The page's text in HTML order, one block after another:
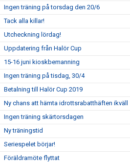
Ingen träning på torsdag den 20/6
Tack alla killar!
Utcheckning lördag!
Uppdatering från Halör Cup
15-16 juni kioskbemanning
Ingen träning på tisdag, 30/4
Betalning till Halör Cup 2019
Ny chans att hämta idrottsrabatthäften ikväll
Ingen träning skärtorsdagen
Ny träningstid
Seriespelet börjar!
Föräldramöte flyttat